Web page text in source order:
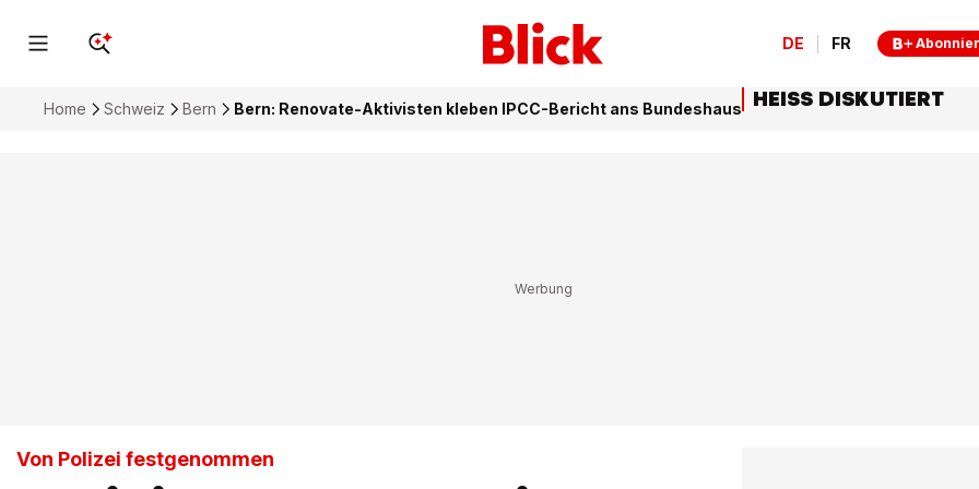
DE FR
Home Schweiz Bern Bern: Renovate-Aktivisten kleben IPCC-Bericht ans Bundeshaus
Von Polizei festgenommen
HEISS DISKUTIERT